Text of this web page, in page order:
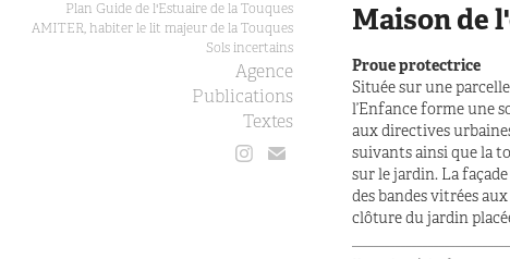
Plan Guide de l'Estuaire de la Touques
AMITER, habiter le lit majeur de la Touques
Sols incertains
Agence
Publications
Textes
Maison de
Proue protectrice
Située sur une
l’Enfance forme une
aux directives
suivants ainsi que la
sur le jardin. La
des bandes vitrées
clôture du jardin